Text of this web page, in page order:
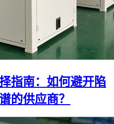
指南：如何避开陷
的供应商？